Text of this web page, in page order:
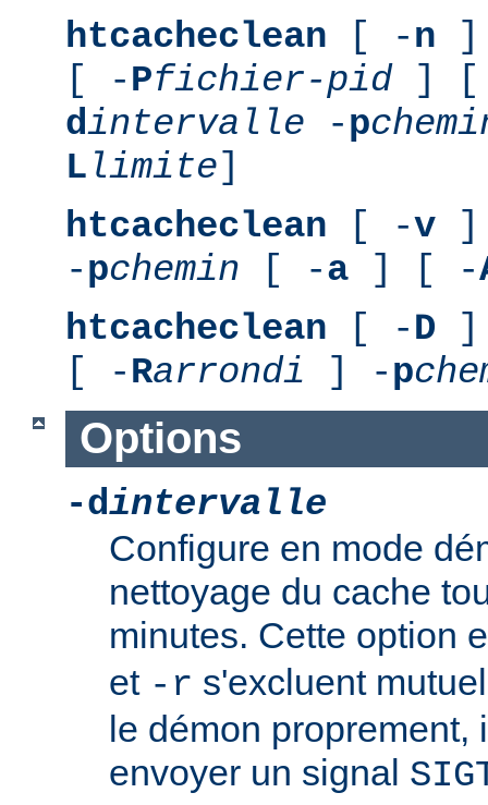
htcacheclean [ -n ]
[ -Pfichier-pid ] [
dintervalle -p
L limite]
htcacheclean [ -v ]
-pchemin [ -a ] [ -
htcacheclean [ -D ]
[ -Rarrondi ] -p
Options
-dintervalle
Configure en mode
nettoyage du cache
minutes. Cette option
et -r s'excluent
le démon proprement,
envoyer un signal